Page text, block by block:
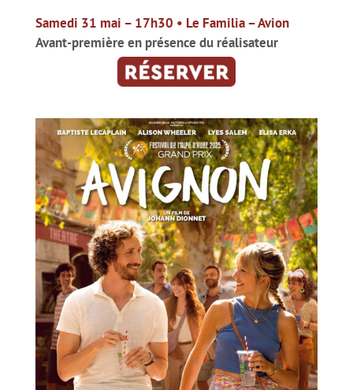
Samedi 31 mai – 17h30 • Le Familia – Avion
Avant-première en présence du réalisateur